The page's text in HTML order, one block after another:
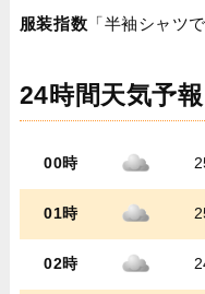
服装指数 「半袖シャツ
24時間天気予報
00時
01時
02時